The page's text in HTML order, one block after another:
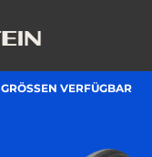
GRÖSSEN VERFÜGBAR